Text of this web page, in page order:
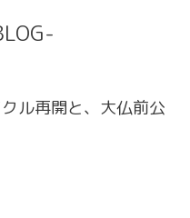
ル再開と、大仏前公